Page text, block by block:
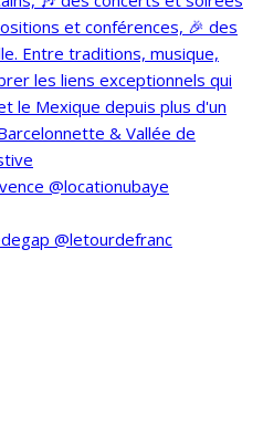
@letourdefranc